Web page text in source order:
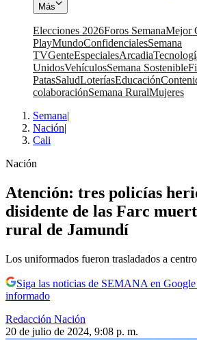
Más
Elecciones 2026Foros SemanaMejor
PlayMundoConfidencialesSemana
TVGenteEspecialesArcadia
UnidosVehículosSemana Sostenible
PatasSaludLoteríasEducación
colaboraciónSemana RuralMujeres
Semana|
Nación|
Cali
Nación
Atención: tres policías
disidente de las Farc
rural de Jamundí
Los uniformados fueron trasladados a
Siga las noticias de SEMANA en
informado
Redacción Nación
20 de julio de 2024, 9:08 p. m.